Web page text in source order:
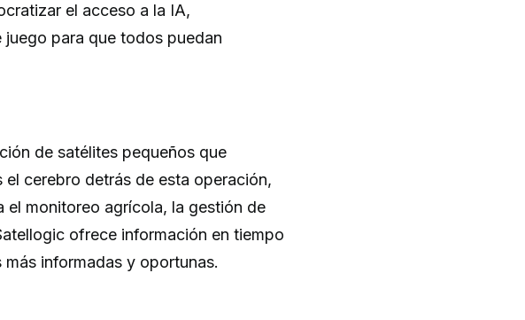
el acceso a la IA,
para que todos puedan
de satélites pequeños que
cerebro detrás de esta operación,
el monitoreo agrícola, la gestión de
ofrece información en tiempo
informadas y oportunas.